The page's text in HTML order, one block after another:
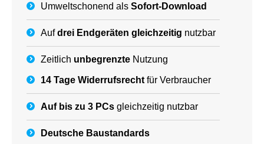
Umweltschonend als Sofort-Download
Aufdrei Endgeräten gleichzeitig nutzbar
Zeitlich unbegrenzte Nutzung
14 Tage Widerrufsrecht für Verbraucher
Auf bis zu 3 PCs gleichzeitig nutzbar
Deutsche Baustandards